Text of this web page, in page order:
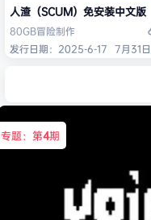
人渣（SCUM）免安装中文版
80GB冒险制作
发行日期：2025-6-17 7月31
专题：第4期